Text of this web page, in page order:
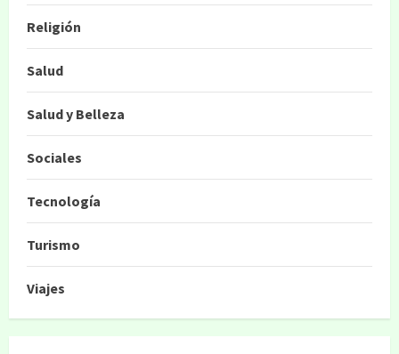
Religión
Salud
Salud y Belleza
Sociales
Tecnología
Turismo
Viajes